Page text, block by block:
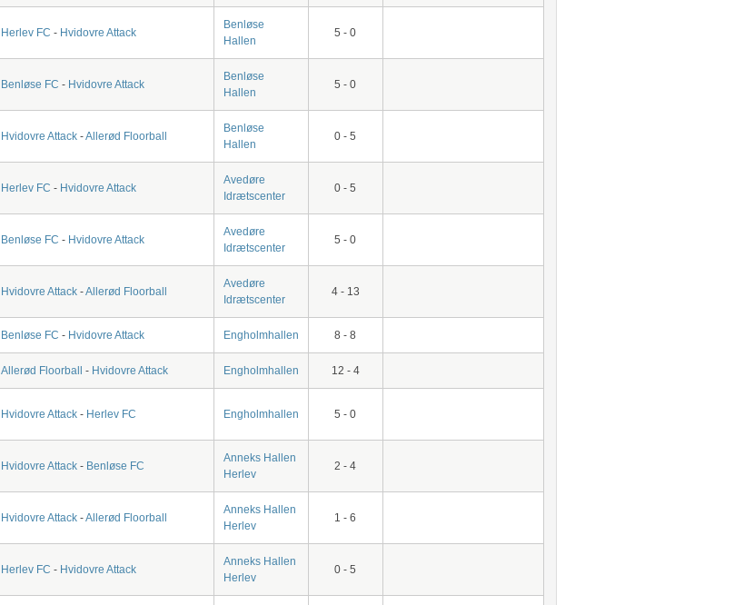
Herlev FC - Hvidovre Attack
Benløse
Hallen
5 - 0
Benløse FC - Hvidovre Attack
Benløse
Hallen
5 - 0
Hvidovre Attack -Allerød Floorball
Benløse
Hallen
0 - 5
Herlev FC - Hvidovre Attack
Avedøre
Idrætscenter
0 - 5
Benløse FC - Hvidovre Attack
Avedøre
Idrætscenter
5 - 0
Hvidovre Attack -Allerød Floorball
Avedøre
Idrætscenter
4 - 13
Benløse FC - Hvidovre Attack Engholmhallen 8 - 8
Allerød Floorball - Hvidovre Attack Engholmhallen 12 - 4
Hvidovre Attack - Herlev FC Engholmhallen 5 - 0
Hvidovre Attack - Benløse FC
Anneks Hallen
Herlev
2 - 4
Hvidovre Attack -Allerød Floorball
Anneks Hallen
Herlev
1 - 6
Herlev FC - Hvidovre Attack
Anneks Hallen
Herlev
0 - 5